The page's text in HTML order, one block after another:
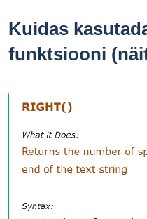
Kuidas
funktsiooni